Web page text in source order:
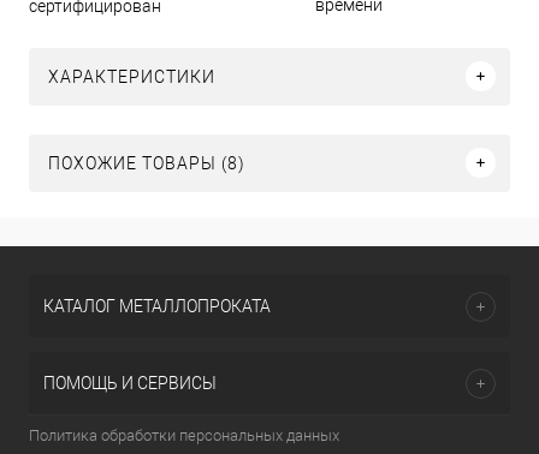
сертифицирован
времени
ХАРАКТЕРИСТИКИ
ПОХОЖИЕ ТОВАРЫ (8)
КАТАЛОГ МЕТАЛЛОПРОКАТА
ПОМОЩЬ И СЕРВИСЫ
Политика обработки персональных данных